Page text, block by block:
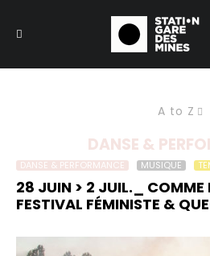
A to Z
DANSE &
DANSE & PERFORMANCE MUSIQUE
28 JUIN > 2 JUIL._ COMME
FESTIVAL FÉMINISTE &